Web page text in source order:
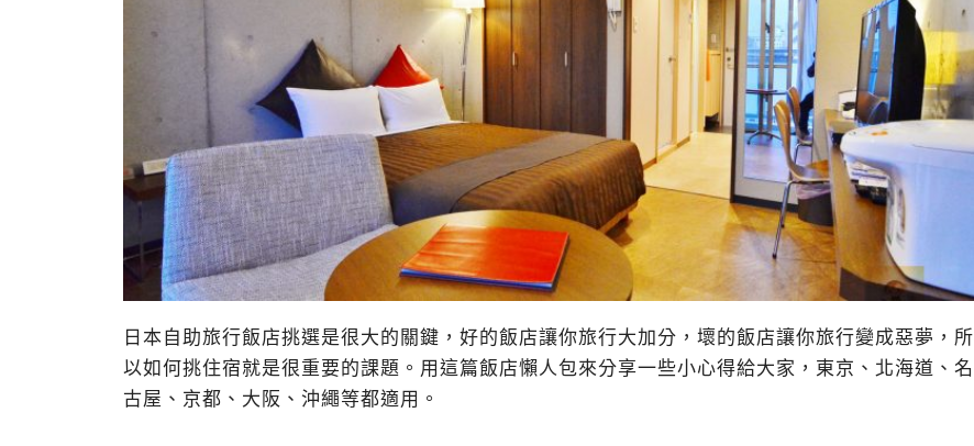
日本自助旅行飯店挑選是很大的關鍵，好的飯店讓你旅行大加分，壞的飯店讓你旅行變成惡夢，所
以如何挑住宿就是很重要的課題。用這篇飯店懶人包來分享一些小心得給大家，東京、北海道、名
古屋、京都、大阪、沖繩等都適用。